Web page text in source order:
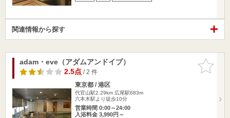
関連情報から探す
お気に入
りに追加
adam・eve（アダムアンドイブ）
2.5点/ 2 件
東京都 / 港区
代官山駅2.29km 広尾駅683m
六本木駅より徒歩10分
営業時間 0:00～24:00
入浴料金 3,990円～